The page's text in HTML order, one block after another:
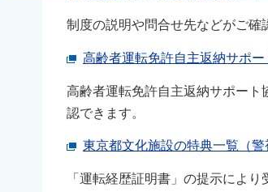
制度の説明や問合せ先などがご確
高齢者運転免許自主返納サポ
高齢者運転免許自主返納サポー
認できます。
東京都文化施設の特典一覧（警
「運転経歴証明書」の提示によ